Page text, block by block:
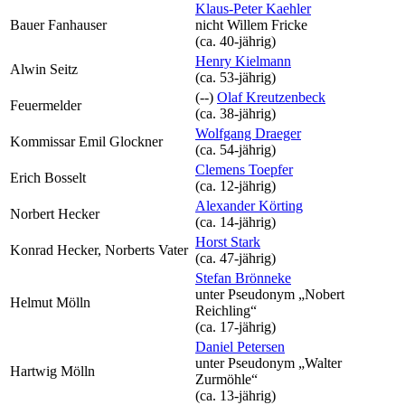
Bauer Fanhauser
Klaus-Peter Kaehler
nicht Willem Fricke
(ca. 40‑jährig)
Alwin Seitz
Henry Kielmann
(ca. 53‑jährig)
Feuermelder
(--) Olaf Kreutzenbeck
(ca. 38‑jährig)
Kommissar Emil Glockner
Wolfgang Draeger
(ca. 54‑jährig)
Erich Bosselt
Clemens Toepfer
(ca. 12‑jährig)
Norbert Hecker
Alexander Körting
(ca. 14‑jährig)
Konrad Hecker, Norberts Vater
Horst Stark
(ca. 47‑jährig)
Helmut Mölln
Stefan Brönneke
unter Pseudonym „Nobert
Reichling“
(ca. 17‑jährig)
Hartwig Mölln
Daniel Petersen
unter Pseudonym „Walter
Zurmöhle“
(ca. 13‑jährig)